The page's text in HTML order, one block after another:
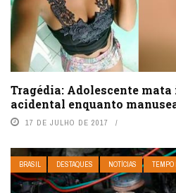
Tragédia: Adolescente
acidental enquanto
17 DE JULHO DE 2017
BRASIL DESTAQUES NOTÍCIAS TEMPO